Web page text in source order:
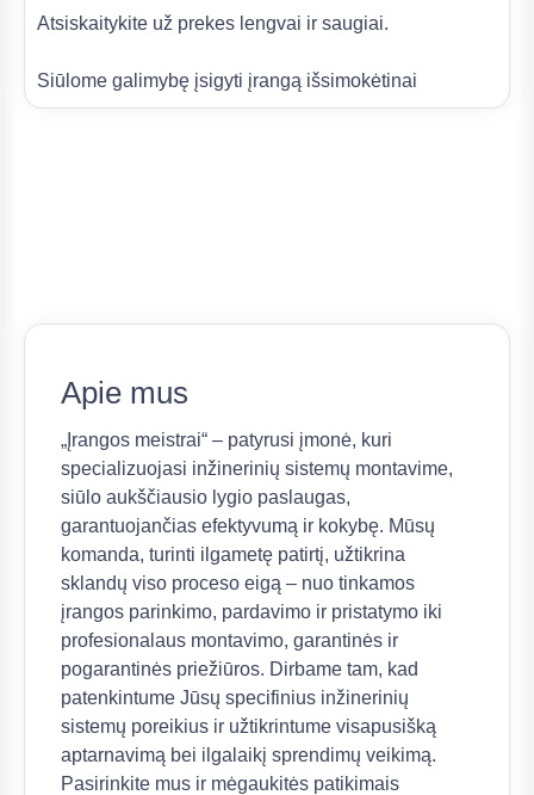
Atsiskaitykite už prekes lengvai ir saugiai.
Siūlome galimybę įsigyti įrangą išsimokėtinai
Apie mus
„Įrangos meistrai“ – patyrusi įmonė, kuri
specializuojasi inžinerinių sistemų montavime,
siūlo aukščiausio lygio paslaugas,
garantuojančias efektyvumą ir kokybę. Mūsų
komanda, turinti ilgametę patirtį, užtikrina
sklandų viso proceso eigą – nuo tinkamos
įrangos parinkimo, pardavimo ir pristatymo iki
profesionalaus montavimo, garantinės ir
pogarantinės priežiūros. Dirbame tam, kad
patenkintume Jūsų specifinius inžinerinių
sistemų poreikius ir užtikrintume visapusišką
aptarnavimą bei ilgalaikį sprendimų veikimą.
Pasirinkite mus ir mėgaukitės patikimais